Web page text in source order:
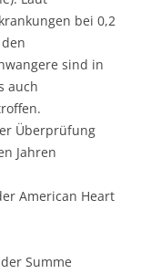
bei 0,2
sind in
auch
Überprüfung
Jahren
American Heart
Summe